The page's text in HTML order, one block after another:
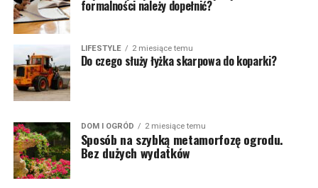
formalności należy dopełnić?
LIFESTYLE 2 miesiące temu
Do czego służy łyżka skarpowa do koparki?
DOM I OGRÓD 2 miesiące temu
Sposób na szybką metamorfozę ogrodu.
Bez dużych wydatków